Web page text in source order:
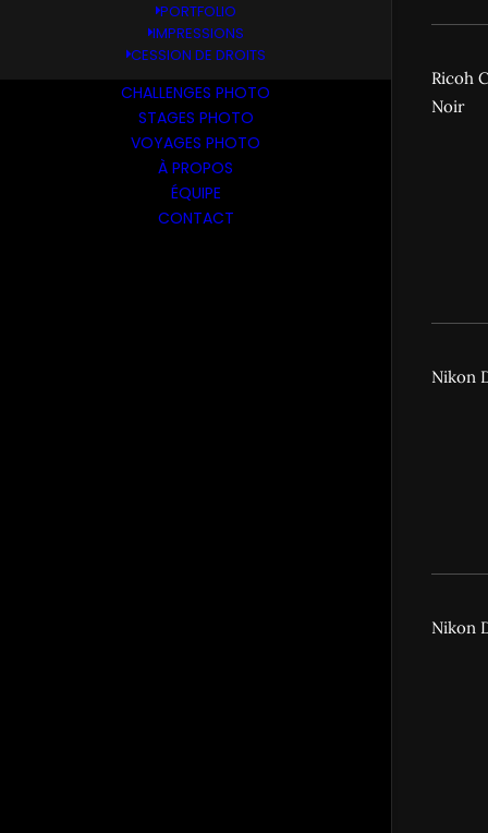
PORTFOLIO
IMPRESSIONS
CESSION DE DROITS
CHALLENGES PHOTO
STAGES PHOTO
VOYAGES PHOTO
À PROPOS
ÉQUIPE
CONTACT
Ricoh
Noir
Nikon
Nikon